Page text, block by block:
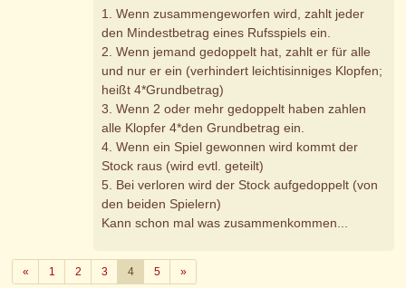
1. Wenn zusammengeworfen wird, zahlt jeder
den Mindestbetrag eines Rufsspiels ein.
2. Wenn jemand gedoppelt hat, zahlt er für alle
und nur er ein (verhindert leichtisinniges Klopfen;
heißt 4*Grundbetrag)
3. Wenn 2 oder mehr gedoppelt haben zahlen
alle Klopfer 4*den Grundbetrag ein.
4. Wenn ein Spiel gewonnen wird kommt der
Stock raus (wird evtl. geteilt)
5. Bei verloren wird der Stock aufgedoppelt (von
den beiden Spielern)
Kann schon mal was zusammenkommen...
«Zurück
1 2 3 4 5 »Weiter